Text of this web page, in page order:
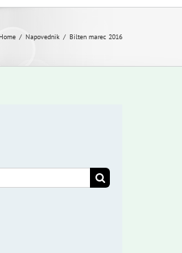
Napovednik Bilten marec 2016